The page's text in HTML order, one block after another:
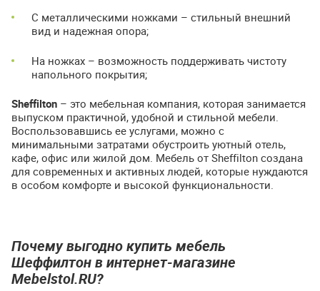
С металлическими ножками – стильный внешний
вид и надежная опора;
На ножках – возможность поддерживать чистоту
напольного покрытия;
Sheffilton – это мебельная компания, которая занимается
выпуском практичной, удобной и стильной мебели.
Воспользовавшись ее услугами, можно с
минимальными затратами обустроить уютный отель,
кафе, офис или жилой дом. Мебель от Sheffilton создана
для современных и активных людей, которые нуждаются
в особом комфорте и высокой функциональности.
Почему выгодно купить мебель
Шеффилтон в интернет-магазине
Mebelstol.RU?